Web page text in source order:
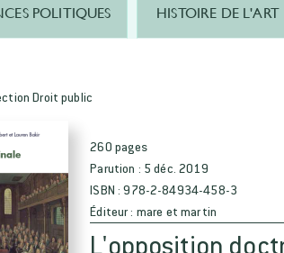
POLITIQUES HISTOIRE DE L'ART
Droit public
260 pages
Parution : 5 déc. 2019
ISBN : 978-2-84934-458-3
Éditeur : mare et martin
L'opposition